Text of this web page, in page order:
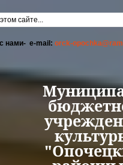
поиска
нами- e-mail: orck-